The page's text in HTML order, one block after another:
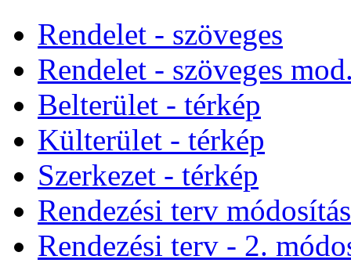
Rendelet - szöveges
Rendelet - szöveges
Belterület - térkép
Külterület - térkép
Szerkezet - térkép
Rendezési terv
Rendezési terv - 2.